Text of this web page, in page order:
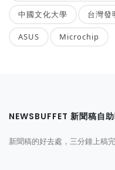
中國文化大學 台灣發
ASUS Microchip
NEWSBUFFET 新聞稿自
新聞稿的好去處，三分鐘上稿